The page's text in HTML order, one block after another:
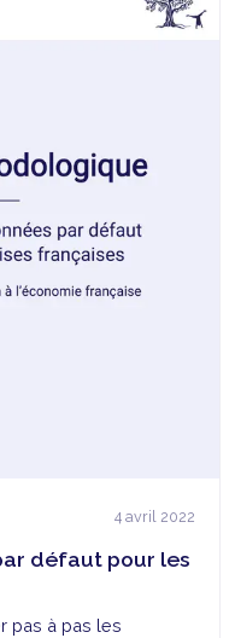
4 avril 2022
défaut pour les
pas à pas les